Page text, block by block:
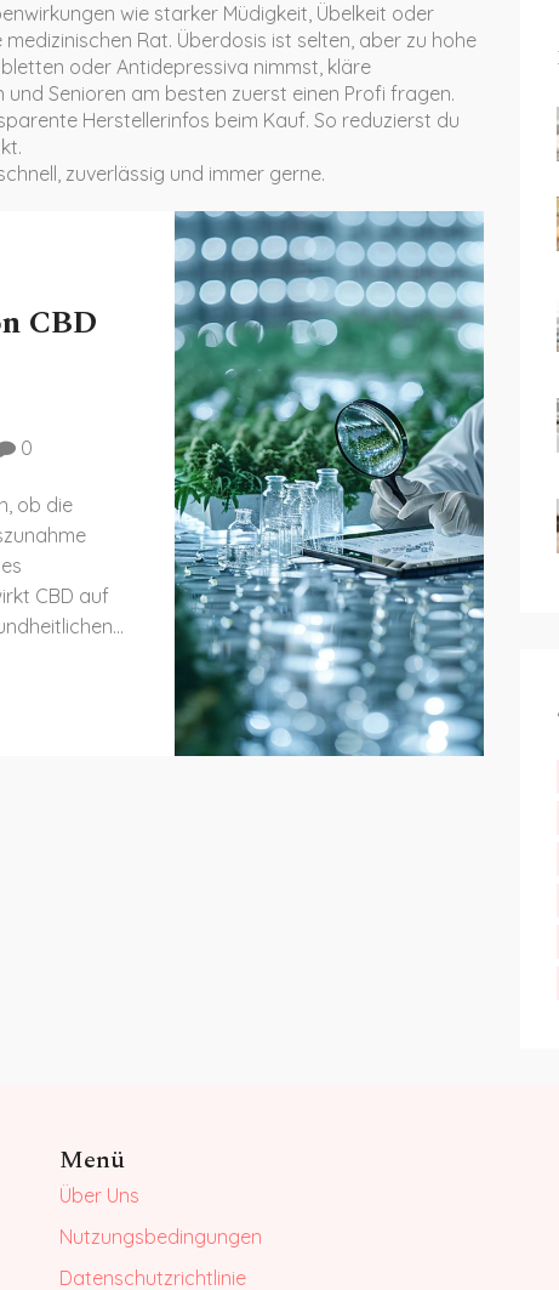
wie starker Müdigkeit, Übelkeit oder
Rat. Überdosis ist selten, aber zu hohe
oder Antidepressiva nimmst, kläre
Senioren am besten zuerst einen Profi fragen.
Herstellerinfos beim Kauf. So reduzierst du
zuverlässig und immer gerne.
CBD
0
ob die
CBD auf
Sie
Menü
Über Uns
Nutzungsbedingungen
Datenschutzrichtlinie